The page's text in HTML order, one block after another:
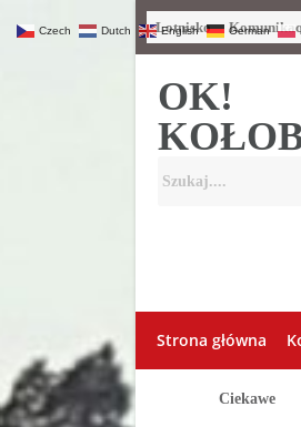
Lotnisko
OK!
Strona główna
Ciekawe
Czech Dutch English German